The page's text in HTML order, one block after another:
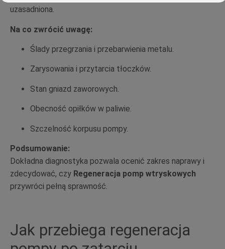
uzasadniona.
Na co zwrócić uwagę:
Ślady przegrzania i przebarwienia metalu.
Zarysowania i przytarcia tłoczków.
Stan gniazd zaworowych.
Obecność opiłków w paliwie.
Szczelność korpusu pompy.
Podsumowanie:
Dokładna diagnostyka pozwala ocenić zakres naprawy i
zdecydować, czy Regeneracja pomp wtryskowych
przywróci pełną sprawność.
Jak przebiega regeneracja